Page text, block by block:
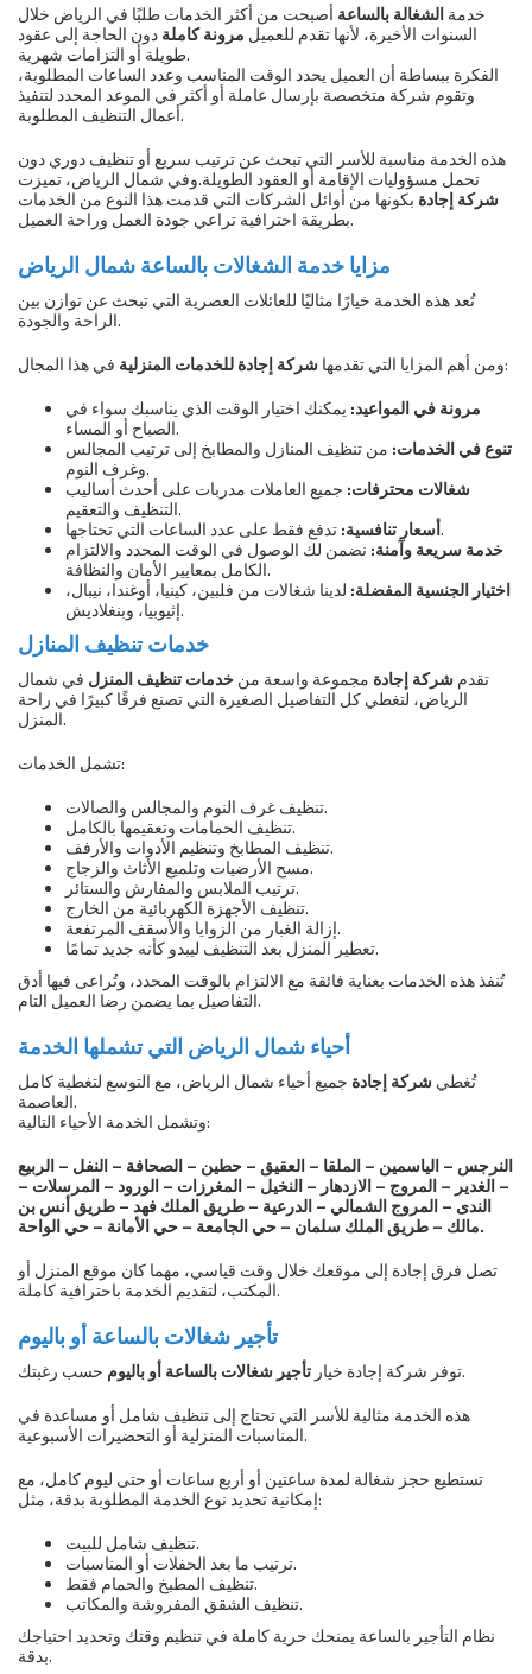
خدمةالشغالة بالساعة أصبحت من أكثر الخدمات طلبًا في الرياض خلال
السنوات الأخيرة، لأنها تقدم للعميل مرونة كاملةدون الحاجة إلى عقود
طويلة أو التزامات شهرية.
الفكرة ببساطة أن العميل يحدد الوقت المناسب وعدد الساعات المطلوبة،
وتقوم شركة متخصصة بإرسال عاملة أو أكثر في الموعد المحدد لتنفيذ
أعمال التنظيف المطلوبة.
هذه الخدمة مناسبة للأسر التي تبحث عن ترتيب سريع أو تنظيف دوري دون
تحمل مسؤوليات الإقامة أو العقود الطويلة.وفي شمال الرياض، تميزت
شركة إجادة بكونها من أوائل الشركات التي قدمت هذا النوع من الخدمات
بطريقة احترافية تراعي جودة العمل وراحة العميل.
مزايا خدمة الشغالات بالساعة شمال الرياض
تُعد هذه الخدمة خيارًا مثاليًا للعائلات العصرية التي تبحث عن توازن بين
الراحة والجودة.
ومن أهم المزايا التي تقدمهاشركة إجادة للخدمات المنزلية
في هذا المجال:
مرونة في المواعيد: يمكنك اختيار الوقت الذي يناسبك سواء في
الصباح أو المساء.
تنوع في الخدمات: من تنظيف المنازل والمطابخ إلى ترتيب المجالس
وغرف النوم.
شغالات محترفات: جميع العاملات مدربات على أحدث أساليب
التنظيف والتعقيم.
أسعار تنافسية:تدفع فقط على عدد الساعات التي تحتاجها.
خدمة سريعة وآمنة: نضمن لك الوصول في الوقت المحدد والالتزام
الكامل بمعايير الأمان والنظافة.
اختيار الجنسية المفضلة: لدينا شغالات من فلبين، كينيا، أوغندا، نيبال،
إثيوبيا، وبنغلاديش.
خدمات تنظيف المنازل
تقدمشركة إجادة مجموعة واسعة منخدمات تنظيف المنزل في شمال
الرياض، لتغطي كل التفاصيل الصغيرة التي تصنع فرقًا كبيرًا في راحة
المنزل.
تشمل الخدمات:
تنظيف غرف النوم والمجالس والصالات.
تنظيف الحمامات وتعقيمها بالكامل.
تنظيف المطابخ وتنظيم الأدوات والأرفف.
مسح الأرضيات وتلميع الأثاث والزجاج.
ترتيب الملابس والمفارش والستائر.
تنظيف الأجهزة الكهربائية من الخارج.
إزالة الغبار من الزوايا والأسقف المرتفعة.
تعطير المنزل بعد التنظيف ليبدو كأنه جديد تمامًا.
تُنفذ هذه الخدمات بعناية فائقة مع الالتزام بالوقت المحدد، وتُراعى فيها أدق
التفاصيل بما يضمن رضا العميل التام.
أحياء شمال الرياض التي تشملها الخدمة
تُغطيشركة إجادة جميع أحياء شمال الرياض، مع التوسع لتغطية كامل
العاصمة.
وتشمل الخدمة الأحياء التالية:
النرجس – الياسمين – الملقا – العقيق – حطين – الصحافة – النفل – الربيع
– الغدير – المروج – الازدهار – النخيل – المغرزات – الورود – المرسلات –
الندى – المروج الشمالي – الدرعية – طريق الملك فهد – طريق أنس بن
مالك – طريق الملك سلمان – حي الجامعة – حي الأمانة – حي الواحة.
تصل فرق إجادة إلى موقعك خلال وقت قياسي، مهما كان موقع المنزل أو
المكتب، لتقديم الخدمة باحترافية كاملة.
تأجير شغالات بالساعة أو باليوم
توفر شركة إجادة خيار تأجير شغالات بالساعة أو باليوم
حسب رغبتك.
هذه الخدمة مثالية للأسر التي تحتاج إلى تنظيف شامل أو مساعدة في
المناسبات المنزلية أو التحضيرات الأسبوعية.
تستطيع حجز شغالة لمدة ساعتين أو أربع ساعات أو حتى ليوم كامل، مع
إمكانية تحديد نوع الخدمة المطلوبة بدقة، مثل:
تنظيف شامل للبيت.
ترتيب ما بعد الحفلات أو المناسبات.
تنظيف المطبخ والحمام فقط.
تنظيف الشقق المفروشة والمكاتب.
نظام التأجير بالساعة يمنحك حرية كاملة في تنظيم وقتك وتحديد احتياجك
بدقة.